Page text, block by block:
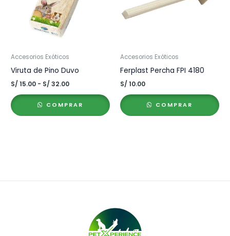
Accesorios Exóticos
Viruta de Pino Duvo
S/ 15.00 - S/ 32.00Rango
desde
S/ 15.00
COMPRAR
Accesorios Exóticos
Ferplast Percha FPI 4180
S/ 10.00
COMPRAR